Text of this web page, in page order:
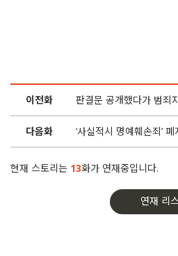
이전화 판결문 공개했다가 범죄
다음화 ‘사실적시 명예훼손죄’
현재 스토리는 13화가 연재중입니다.
연재 리